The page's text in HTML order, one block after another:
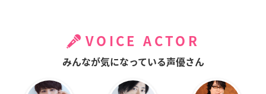
VOICE ACTOR
みんなが気になっている声優さん